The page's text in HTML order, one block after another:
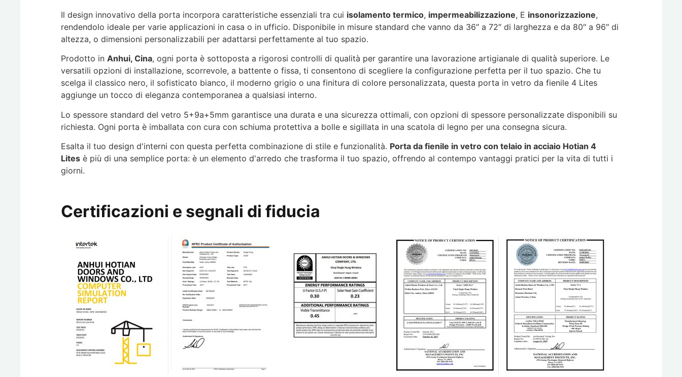
Il design innovativo della porta incorpora caratteristiche essenziali tra cui isolamento termico, impermeabilizzazione, E insonorizzazione,
rendendolo ideale per varie applicazioni in casa o in ufficio. Disponibile in misure standard che vanno da 36″ a 72″ di larghezza e da 80″ a 96″ di
altezza, o dimensioni personalizzabili per adattarsi perfettamente al tuo spazio.
Prodotto in Anhui, Cina, ogni porta è sottoposta a rigorosi controlli di qualità per garantire una lavorazione artigianale di qualità superiore. Le
versatili opzioni di installazione, scorrevole, a battente o fissa, ti consentono di scegliere la configurazione perfetta per il tuo spazio. Che tu
scelga il classico nero, il sofisticato bianco, il moderno grigio o una finitura di colore personalizzata, questa porta in vetro da fienile 4 Lites
aggiunge un tocco di eleganza contemporanea a qualsiasi interno.
Lo spessore standard del vetro 5+9a+5mm garantisce una durata e una sicurezza ottimali, con opzioni di spessore personalizzate disponibili su
richiesta. Ogni porta è imballata con cura con schiuma protettiva a bolle e sigillata in una scatola di legno per una consegna sicura.
Esalta il tuo design d'interni con questa perfetta combinazione di stile e funzionalità. Porta da fienile in vetro con telaio in acciaio Hotian 4
Lites è più di una semplice porta: è un elemento d'arredo che trasforma il tuo spazio, offrendo al contempo vantaggi pratici per la vita di tutti i
giorni.
Certificazioni e segnali di fiducia